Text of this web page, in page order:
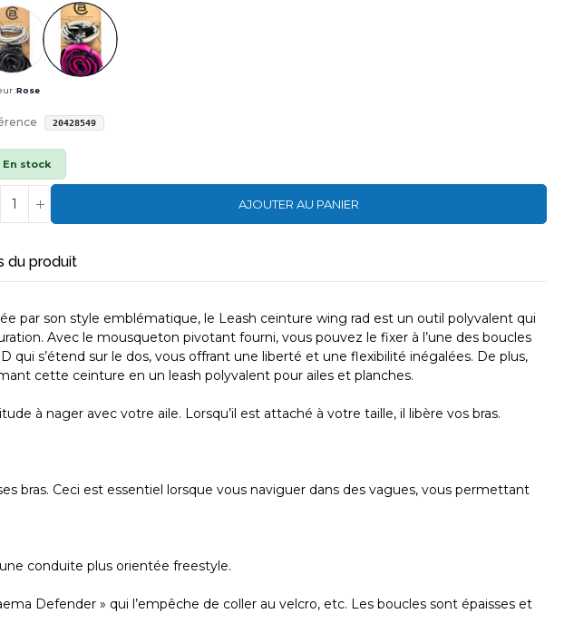
:Rose
20428549
En stock
AJOUTER AU PANIER
du produit
par son style emblématique, le Leash ceinture wing rad est un outil polyvalent qui
Avec le mousqueton pivotant fourni, vous pouvez le fixer à l’une des boucles
s’étend sur le dos, vous offrant une liberté et une flexibilité inégalées. De plus,
cette ceinture en un leash polyvalent pour ailes et planches.
à nager avec votre aile. Lorsqu’il est attaché à votre taille, il libère vos bras.
bras. Ceci est essentiel lorsque vous naviguer dans des vagues, vous permettant
conduite plus orientée freestyle.
Defender » qui l’empêche de coller au velcro, etc. Les boucles sont épaisses et